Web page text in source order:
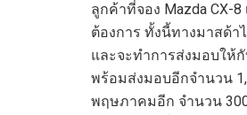
ลูกค้าที่จอง Mazda CX-
ต้องการ ทั้งนี้ทางมาสด้า
และจะทำการส่งมอบให้
พร้อมส่งมอบอีกจำนวน
พฤษภาคมอีก จำนวน